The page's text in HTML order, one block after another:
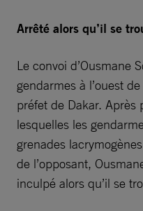
Arrêté alors qu’il se
Le convoi d’Ousmane
gendarmes à l’ouest
préfet de Dakar.
lesquelles les
grenades
de l’opposant,
inculpé alors qu’il se